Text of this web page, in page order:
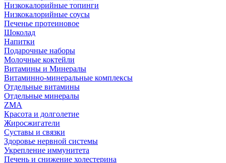
Низкокалорийные топинги
Низкокалорийные соусы
Печенье протеиновое
Шоколад
Напитки
Подарочные наборы
Молочные коктейли
Витамины и Минералы
Витаминно-минеральные комплексы
Отдельные витамины
Отдельные минералы
ZMA
Красота и долголетие
Жиросжигатели
Суставы и связки
Здоровье нервной системы
Укрепление иммунитета
Печень и снижение холестерина